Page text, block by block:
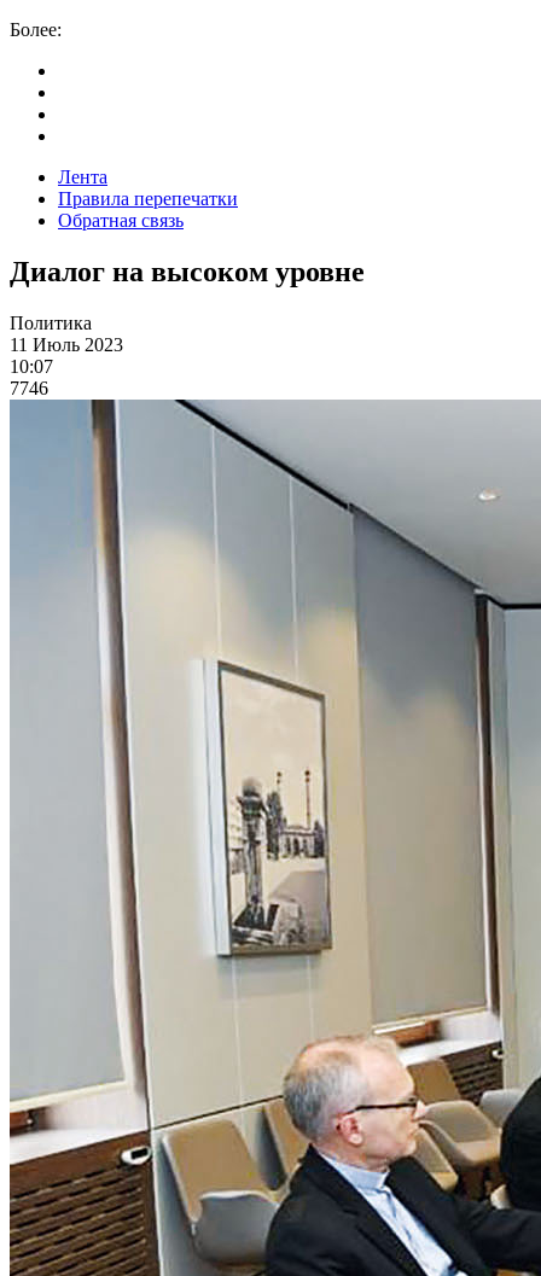
Более:
Лента
Правила перепечатки
Обратная связь
Диалог на высоком уровне
Политика
11 Июль 2023
10:07
7746